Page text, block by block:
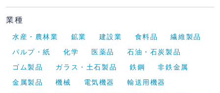
業種
水産・農林業 鉱業 建設業 食料品
繊維製品
パルプ・紙
化学 医薬品
石油・石炭製品
ゴム製品
ガラス・土石製品 鉄鋼
非鉄金属
金属製品
機械 電気機器
輸送用機器